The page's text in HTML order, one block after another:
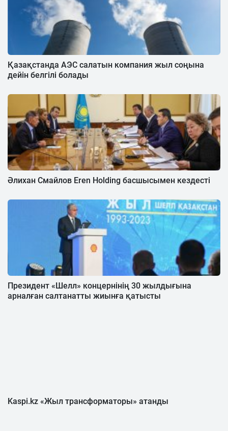
Қазақстанда АЭС салатын компания жыл соңына
дейін белгілі болады
Әлихан Смайлов Eren Holding басшысымен кездесті
Президент «Шелл» концернінің 30 жылдығына
арналған салтанатты жиынға қатысты
Kaspi.kz «Жыл трансформаторы» атанды